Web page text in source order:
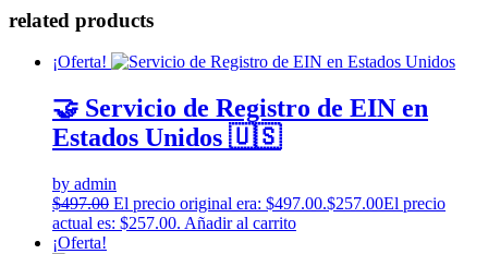
related products
¡Oferta!
🤝 Servicio de Registro de EIN en
Estados Unidos 🇺🇸
by admin
$497.00 El precio original era: $497.00.$257.00El precio
actual es: $257.00. Añadir al carrito
¡Oferta!